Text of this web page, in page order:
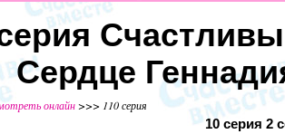
Сердце
онлайн>>> 110 серия
10 серия 2